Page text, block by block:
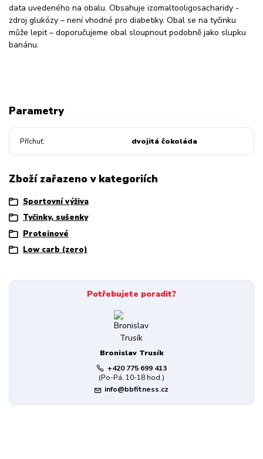
data uvedeného na obalu. Obsahuje izomaltooligosacharidy -
zdroj glukózy – není vhodné pro diabetiky. Obal se na tyčinku
může lepit – doporučujeme obal sloupnout podobně jako slupku
banánu.
Parametry
Příchuť dvojitá čokoláda
Zboží zařazeno v kategoriích
Sportovní výživa
Tyčinky, sušenky
Proteinové
Low carb (zero)
Potřebujete poradit?
Bronislav Trusík
+420 775 699 413
(Po-Pá, 10-18 hod.)
info@bbfitness.cz